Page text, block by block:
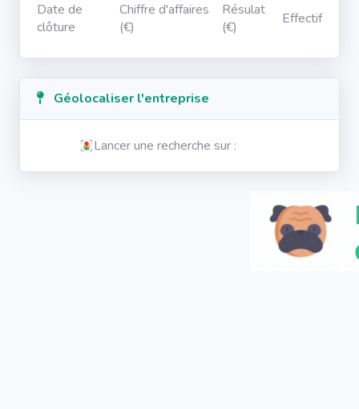
Date de
clôture
Chiffre d'affaires
(€)
Résulat
(€)
Effectif
Géolocaliser l'entreprise
Lancer une recherche sur :